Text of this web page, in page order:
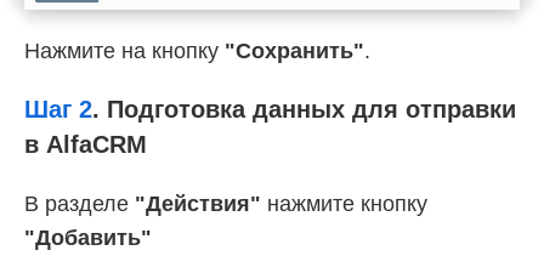
Нажмите на кнопку "Сохранить".
Шаг 2. Подготовка данных для отправки
в AlfaCRM
В разделе "Действия" нажмите кнопку
"Добавить"